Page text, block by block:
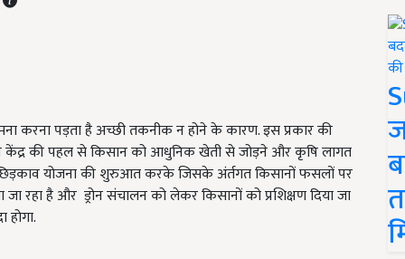
करना पड़ता है अच्छी तकनीक न होने के कारण. इस प्रकार की
केंद्र की पहल से किसान को आधुनिक खेती से जोड़ने और कृषि लागत
योजना की शुरुआत करके जिसके अंर्तगत किसानों फसलों पर
रहा है और ड्रोन संचालन को लेकर किसानों को प्रशिक्षण दिया जा